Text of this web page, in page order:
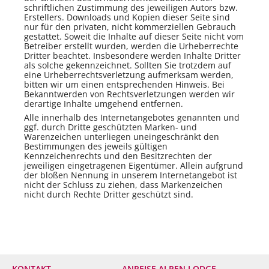
schriftlichen Zustimmung des jeweiligen Autors bzw.
Erstellers. Downloads und Kopien dieser Seite sind
nur für den privaten, nicht kommerziellen Gebrauch
gestattet. Soweit die Inhalte auf dieser Seite nicht vom
Betreiber erstellt wurden, werden die Urheberrechte
Dritter beachtet. Insbesondere werden Inhalte Dritter
als solche gekennzeichnet. Sollten Sie trotzdem auf
eine Urheberrechtsverletzung aufmerksam werden,
bitten wir um einen entsprechenden Hinweis. Bei
Bekanntwerden von Rechtsverletzungen werden wir
derartige Inhalte umgehend entfernen.
Alle innerhalb des Internetangebotes genannten und
ggf. durch Dritte geschützten Marken- und
Warenzeichen unterliegen uneingeschränkt den
Bestimmungen des jeweils gültigen
Kennzeichenrechts und den Besitzrechten der
jeweiligen eingetragenen Eigentümer. Allein aufgrund
der bloßen Nennung in unserem Internetangebot ist
nicht der Schluss zu ziehen, dass Markenzeichen
nicht durch Rechte Dritter geschützt sind.